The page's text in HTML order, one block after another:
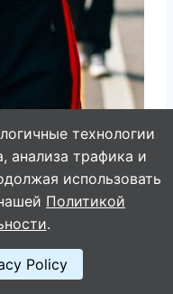
из
от непогоды.
технологии
анализа трафика и
использовать
Политикой
.
Policy